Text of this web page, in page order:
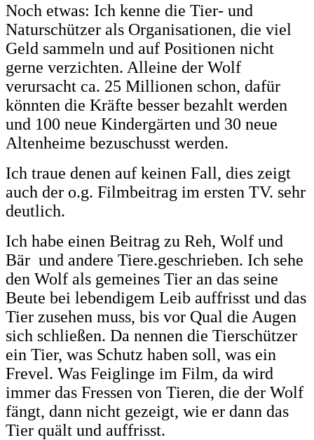
Noch etwas: Ich kenne die Tier- und
Naturschützer als Organisationen, die viel
Geld sammeln und auf Positionen nicht
gerne verzichten. Alleine der Wolf
verursacht ca. 25 Millionen schon, dafür
könnten die Kräfte besser bezahlt werden
und 100 neue Kindergärten und 30 neue
Altenheime bezuschusst werden.
Ich traue denen auf keinen Fall, dies zeigt
auch der o.g. Filmbeitrag im ersten TV. sehr
deutlich.
Ich habe einen Beitrag zu Reh, Wolf und
Bär und andere Tiere.geschrieben. Ich sehe
den Wolf als gemeines Tier an das seine
Beute bei lebendigem Leib auffrisst und das
Tier zusehen muss, bis vor Qual die Augen
sich schließen. Da nennen die Tierschützer
ein Tier, was Schutz haben soll, was ein
Frevel. Was Feiglinge im Film, da wird
immer das Fressen von Tieren, die der Wolf
fängt, dann nicht gezeigt, wie er dann das
Tier quält und auffrisst.